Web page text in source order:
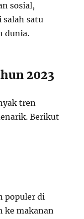
sosial,
satu
dunia.
2023
tren
Berikut
populer di
ke makanan